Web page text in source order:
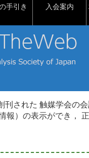
手引き 入会案内
された 触媒学会の会
）の表示ができ，